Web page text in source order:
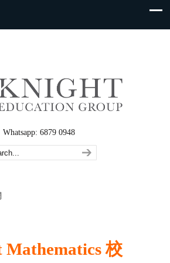
Whatsapp: 6879 0948
校